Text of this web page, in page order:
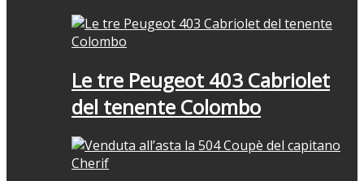
Le tre Peugeot 403 Cabriolet
del tenente Colombo